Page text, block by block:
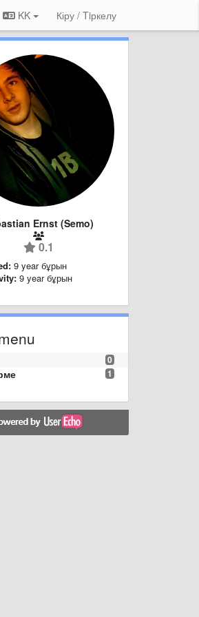
KK Кіру / Tiркелу
Ernst (Semo)
0.1
9 year бұрын
9 year бұрын
0
1